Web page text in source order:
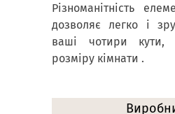
Різноманітність
дозволяє легко і
ваші чотири кути,
розміру кімнати .